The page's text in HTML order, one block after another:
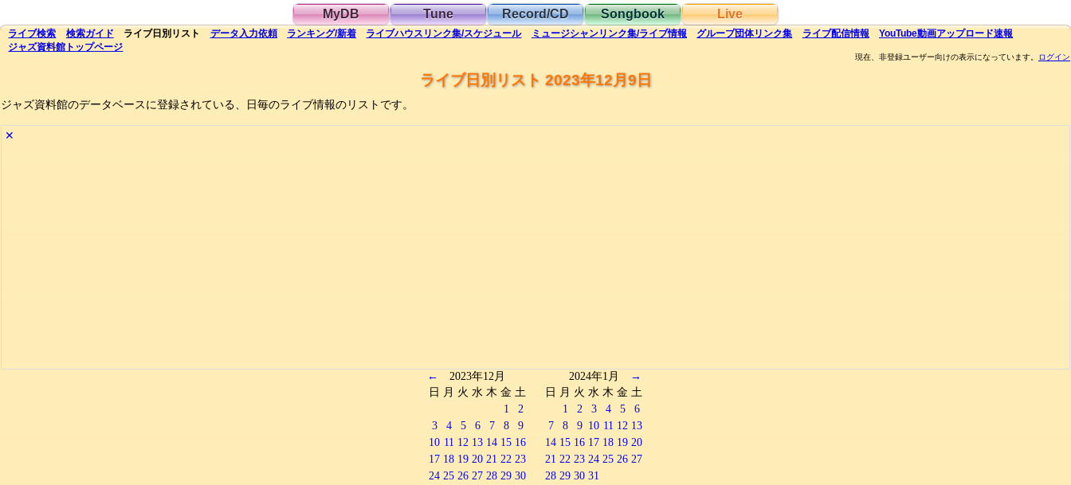
MyDB Tune Record/CD Songbook Live
ライブ検索 検索ガイド ライブ日別 リスト データ入力依頼 ランキング/新着 ライブハウス リンク集/スケジュール ミュージシャンリンク集/ライブ情報 グループ団体リンク集 ライブ配信情報 YouTube動画アップロード速報
ジャズ資料館 トップページ
現在、非登録ユーザー向けの表示になっています。 ログイン
ライブ日別リスト 2023年12月9日
ジャズ資料館のデータベースに登録されている、日毎のライブ情報のリストです。
✕
←
2023年12月
日 月 火 水 木 金 土
1
2
3
4 5 6 7 8
9
10 11 12 13 14 15 16
17 18 19 20 21 22 23
24 25 26 27 28 29 30
2024年1月
→
日 月 火 水 木 金 土
1
2 3 4 5
6
7
8 9 10 11 12 13
14 15 16 17 18 19 20
21 22 23 24 25 26 27
28 29 30 31